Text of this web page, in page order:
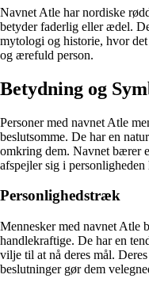
Navnet Atle har nordiske
betyder faderlig eller ædel.
mytologi og historie, hvor
og ærefuld person.
Betydning og
Personer med navnet Atle
beslutsomme. De har en
omkring dem. Navnet bærer
afspejler sig i
Personlighedstræk
Mennesker med navnet Atle
handlekraftige. De har en
vilje til at nå deres mål.
beslutninger gør dem